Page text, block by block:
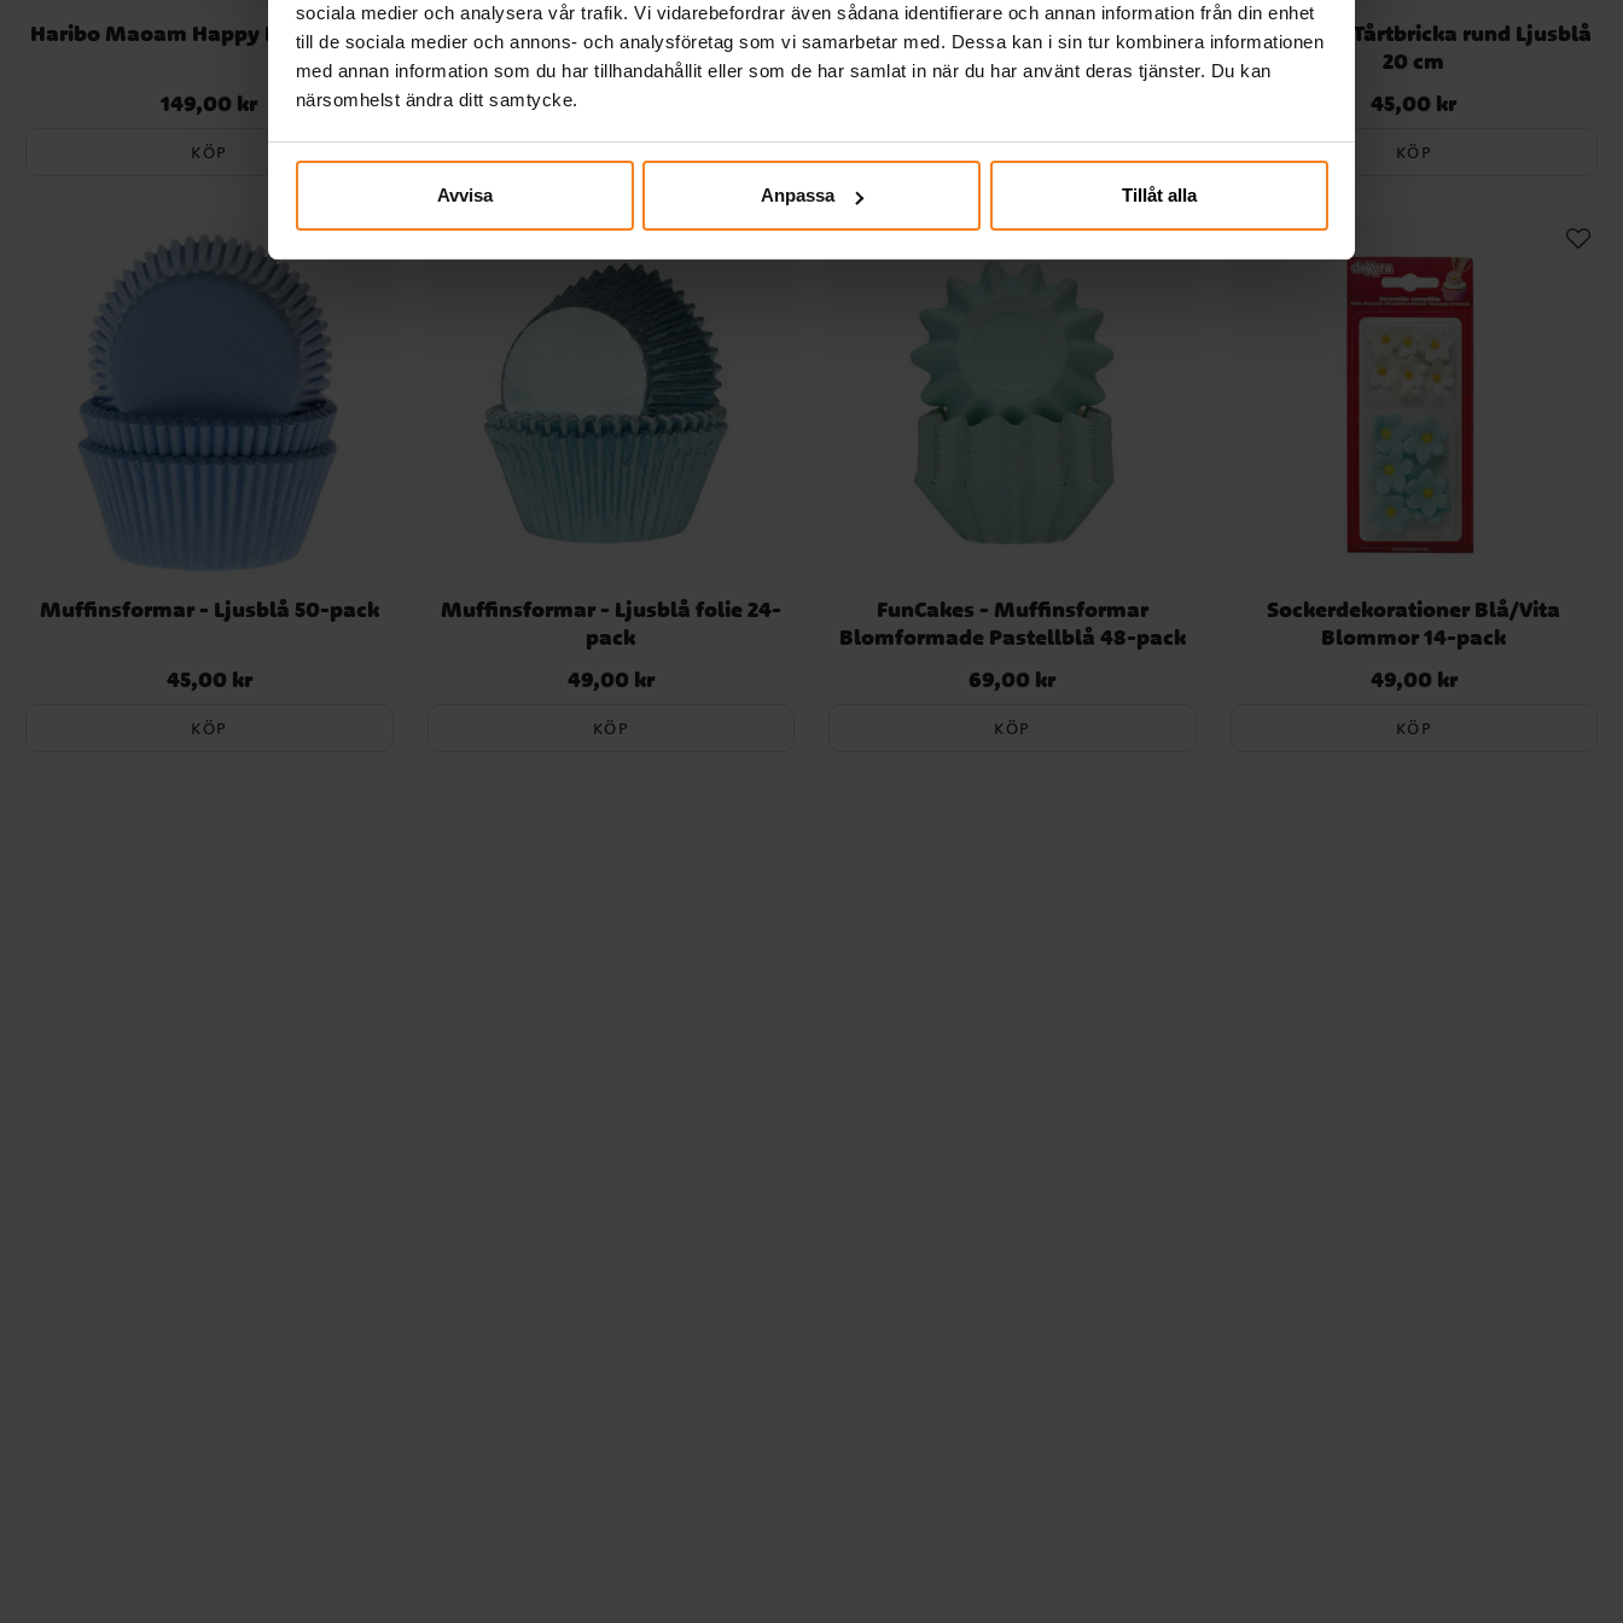
sociala medier och analysera vår trafik. Vi vidarebefordrar även sådana identifierare och annan information från din enhet
till de sociala medier och annons- och analysföretag som vi samarbetar med. Dessa kan i sin tur kombinera informationen
med annan information som du har tillhandahållit eller som de har samlat in när du har använt deras tjänster. Du kan
närsomhelst ändra ditt samtycke.
Avvisa Anpassa Tillåt alla
Haribo Maoam Happy Fruttis 1 kilo
Pris:149,00 kr
149,00 kr
KÖP
Trolli Godismix MEGA-pack 1 kg
Pris189,00 kr
Häftmassa - 50 gram
FunCakes - Tårtbricka rund Ljusblå
20 cm
Pris:45,00 kr
45,00 kr
KÖP
Muffinsformar - Ljusblå 50-pack
Pris:45,00 kr
45,00 kr
KÖP
Muffinsformar - Ljusblå folie 24-
pack
Pris:49,00 kr
49,00 kr
KÖP
FunCakes - Muffinsformar
Blomformade Pastellblå 48-pack
Pris:69,00 kr
69,00 kr
KÖP
Sockerdekorationer Blå/Vita
Blommor 14-pack
Pris:49,00 kr
49,00 kr
KÖP